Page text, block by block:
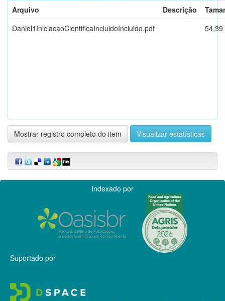
Arquivo
Descrição
Daniel1IniciacaoCientificaIncluidoIncluido.pdf
54,39
Mostrar registro completo do item Visualizar estatísticas
Indexado por
Suportado por